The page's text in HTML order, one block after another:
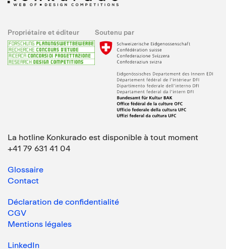
Propriétaire et éditeur Soutenu par
La hotline Konkurado est disponible à tout moment
+41 79 631 41 04
Glossaire
Contact
Déclaration de confidentialité
CGV
Mentions légales
LinkedIn